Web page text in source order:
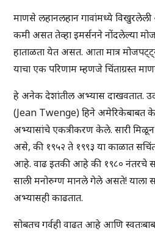
माणसे लहानलहान गावांमध्ये
कमी असत तेव्हा इमर्सनने नोंदलेल्या
हाताळता येत असत. आता मात्र
याचा एक परिणाम म्हणजे चिंताग्रस्त
हे अनेक देशांतील अभ्यास दाखवतात.
(Jean Twenge) हिने अमेरिकेबाबत
अभ्यासांचे एकत्रीकरण केले. सारी
असे, की १९५२ ते १९९३ या काळात
आहे. वाढ इतकी आहे की १९८० नंतरचे
साली मनोरुग्ण मानले गेले असते! याला
अभ्यासही काढतात.
सोबतच गर्वही वाढत आहे आणि